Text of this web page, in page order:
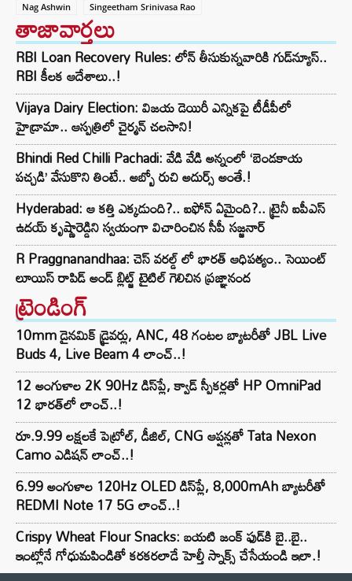
Nag Ashwin
Singeetham Srinivasa Rao
తాజావార్తలు
RBI Loan Recovery Rules: లోన్ తీసుకున్నవారికి గుడ్‌న్యూస్..
RBI కీలక ఆదేశాలు..!
Vijaya Dairy Election: విజయ డెయిరీ ఎన్నికపై టీడీపీలో
హైడ్రామా.. ఆస్పత్రిలో చైర్మన్ చలసాని!
Bhindi Red Chilli Pachadi: వేడి వేడి అన్నంలో ‘బెండకాయ
పచ్చడి’ వేసుకొని తింటే.. అబ్బో రుచి అదుర్స్ అంతే.!
Hyderabad: ఆ కత్తి ఎక్కడుంది?.. ఐఫోన్ ఏమైంది?.. ట్రైనీ ఐపీఎస్
ఉదయ్ కృష్ణారెడ్డిని స్వయంగా విచారించిన సీపీ సజ్జనార్‌
R Praggnanandhaa: చెస్ వరల్డ్ లో భారత్ ఆధిపత్యం.. సెయింట్
లూయిస్ రాపిడ్ అండ్ బ్లిట్జ్ టైటిల్ గెలిచిన ప్రజ్ఞానంద
ట్రెండింగ్‌
10mm డైనమిక్ డ్రైవర్లు, ANC, 48 గంటల బ్యాటరీతో JBL Live
Buds 4, Live Beam 4 లాంచ్..!
12 అంగుళాల 2K 90Hz డిస్‌ప్లే, క్వాడ్ స్పీకర్లతో HP OmniPad
12 భారత్‌లో లాంచ్..!
రూ.9.99 లక్షలకే పెట్రోల్, డీజిల్, CNG ఆప్షన్లతో Tata Nexon
Camo ఎడిషన్ లాంచ్..!
6.99 అంగుళాల 120Hz OLED డిస్‌ప్లే, 8,000mAh బ్యాటరీతో
REDMI Note 17 5G లాంచ్..!
Crispy Wheat Flour Snacks: బయటి జంక్ ఫుడ్‌కి బై..బై..
ఇంట్లోనే గోధుమపిండితో కరకరలాడే హెల్తీ స్నాక్స్ చేసేయండి ఇలా.!